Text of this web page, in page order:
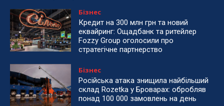
Бізнес
Кредит на 300 млн грн та новий
еквайринг: Ощадбанк та ритейлер
Fozzy Group оголосили про
стратегічне партнерство
Бізнес
Російська атака знищила найбільший
склад Rozetka у Броварах: обробляв
понад 100 000 замовлень на день